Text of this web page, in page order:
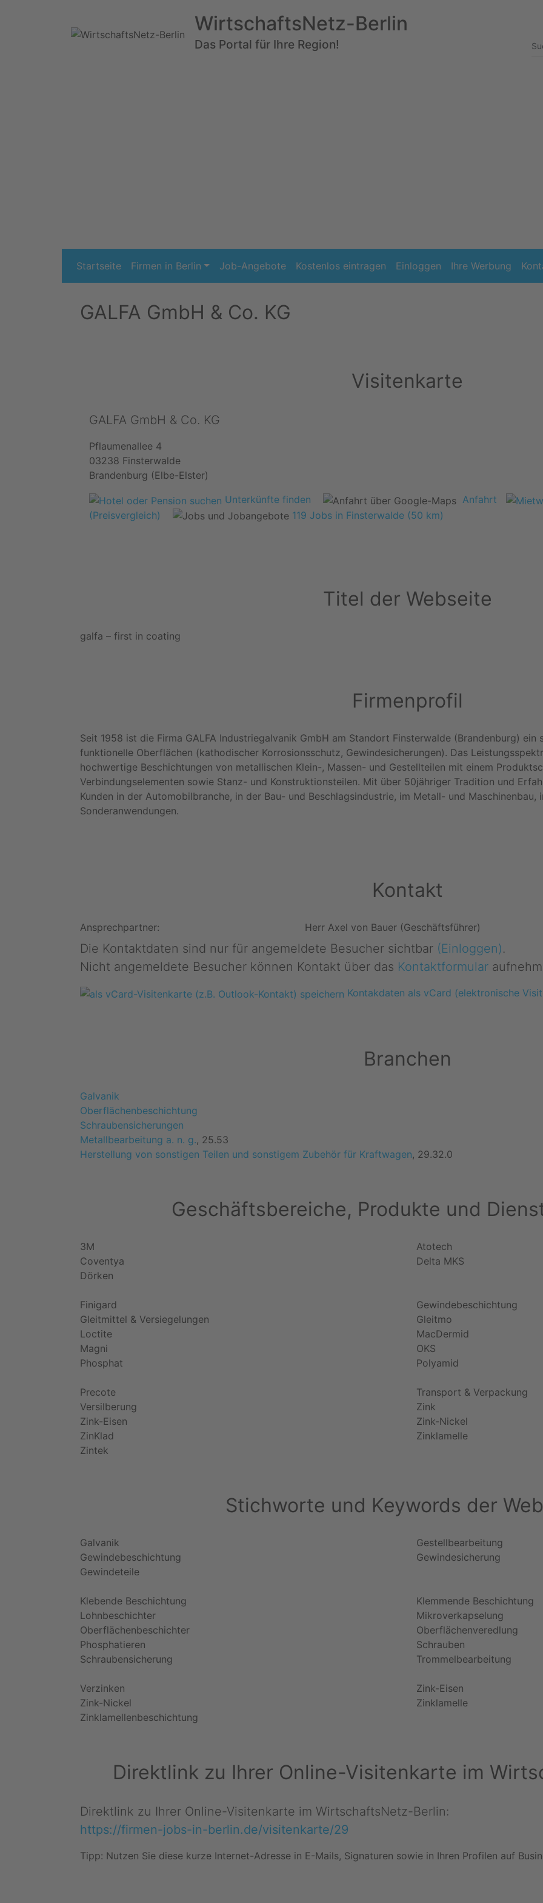
WirtschaftsNetz-Berlin
Das Portal für Ihre Region!
Startseite Firmen in Berlin Job-Angebote Kostenlos eintragen Einloggen Ihre Werbung
GALFA GmbH & Co. KG
Visitenkarte
GALFA GmbH & Co. KG
Pflaumenallee 4
03238 Finsterwalde
Brandenburg (Elbe-Elster)
Unterkünfte finden
Anfahrt
(Preisvergleich)
119 Jobs in Finsterwalde (50 km)
Titel der Webseite
galfa – first in coating
Firmenprofil
Seit 1958 ist die Firma GALFA Industriegalvanik GmbH am Standort Finsterwalde (Brandenburg)
funktionelle Oberflächen (kathodischer Korrosionsschutz, Gewindesicherungen). Das
hochwertige Beschichtungen von metallischen Klein-, Massen- und Gestellteilen mit einem
Verbindungselementen sowie Stanz- und Konstruktionsteilen. Mit über 50jähriger Tradition und
Kunden in der Automobilbranche, in der Bau- und Beschlagsindustrie, im Metall- und Maschinenbau,
Sonderanwendungen.
Kontakt
Ansprechpartner: Herr Axel von Bauer (Geschäftsführer)
Die Kontaktdaten sind nur für angemeldete Besucher sichtbar (Einloggen).
Nicht angemeldete Besucher können Kontakt über das Kontaktformular
Kontakdaten als vCard (elektronische
Branchen
Galvanik
Oberflächenbeschichtung
Schraubensicherungen
Metallbearbeitung a. n. g., 25.53
Herstellung von sonstigen Teilen und sonstigem Zubehör für Kraftwagen, 29.32.0
Geschäftsbereiche, Produkte und
3M
Atotech
Coventya
Delta MKS
Dörken
Finigard
Gewindebeschichtung
Gleitmittel & Versiegelungen
Gleitmo
Loctite
MacDermid
Magni
OKS
Phosphat
Polyamid
Precote
Transport & Verpackung
Versilberung
Zink
Zink-Eisen
Zink-Nickel
ZinKlad
Zinklamelle
Zintek
Stichworte und Keywords der
Galvanik
Gestellbearbeitung
Gewindebeschichtung
Gewindesicherung
Gewindeteile
Klebende Beschichtung
Klemmende Beschichtung
Lohnbeschichter
Mikroverkapselung
Oberflächenbeschichter
Oberflächenveredlung
Phosphatieren
Schrauben
Schraubensicherung
Trommelbearbeitung
Verzinken
Zink-Eisen
Zink-Nickel
Zinklamelle
Zinklamellenbeschichtung
Direktlink zu Ihrer Online-Visitenkarte im
Direktlink zu Ihrer Online-Visitenkarte im WirtschaftsNetz-Berlin:
https://firmen-jobs-in-berlin.de/visitenkarte/29
Tipp: Nutzen Sie diese kurze Internet-Adresse in E-Mails, Signaturen sowie in Ihren Profilen auf